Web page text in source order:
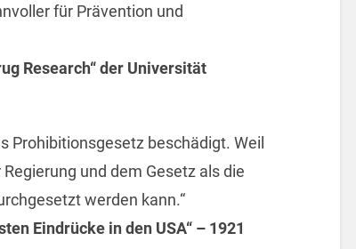
für Prävention und
Research“ der Universität
Prohibitionsgesetz beschädigt. Weil
und dem Gesetz als die
werden kann.“
Eindrücke in den USA“ – 1921